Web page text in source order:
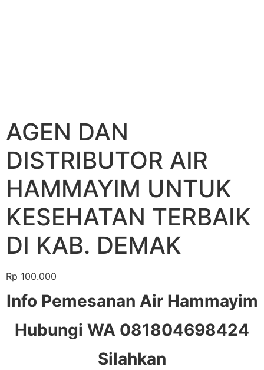
AGEN DAN
DISTRIBUTOR AIR
HAMMAYIM UNTUK
KESEHATAN TERBAIK
DI KAB. DEMAK
Rp 100.000
Info Pemesanan Air Hammayim
Hubungi WA 081804698424
Silahkan